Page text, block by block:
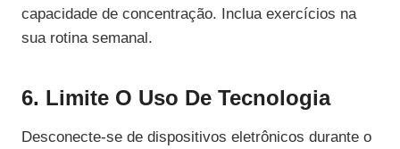
capacidade de concentração. Inclua exercícios na
sua rotina semanal.
6. Limite O Uso De Tecnologia
Desconecte-se de dispositivos eletrônicos durante o